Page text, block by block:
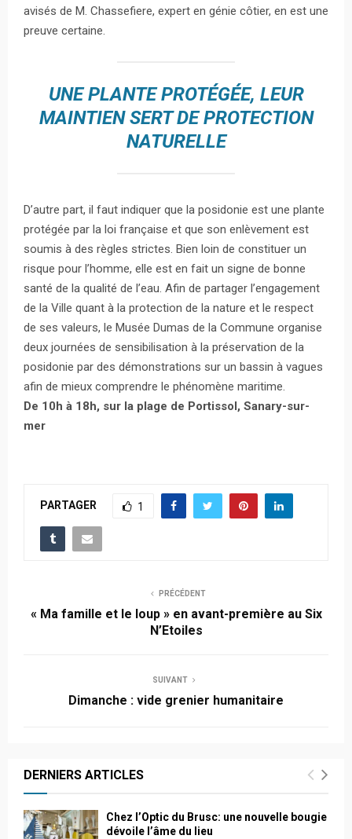
avisés de M. Chassefiere, expert en génie côtier, en est une
preuve certaine.
UNE PLANTE PROTÉGÉE, LEUR
MAINTIEN SERT DE PROTECTION
NATURELLE
D’autre part, il faut indiquer que la posidonie est une plante
protégée par la loi française et que son enlèvement est
soumis à des règles strictes. Bien loin de constituer un
risque pour l’homme, elle est en fait un signe de bonne
santé de la qualité de l’eau. Afin de partager l’engagement
de la Ville quant à la protection de la nature et le respect
de ses valeurs, le Musée Dumas de la Commune organise
deux journées de sensibilisation à la préservation de la
posidonie par des démonstrations sur un bassin à vagues
afin de mieux comprendre le phénomène maritime.
De 10h à 18h, sur la plage de Portissol, Sanary-sur-
mer
PARTAGER 1
PRÉCÉDENT
« Ma famille et le loup » en avant-première au Six
N’Etoiles
SUIVANT
Dimanche : vide grenier humanitaire
DERNIERS ARTICLES
Chez l’Optic du Brusc: une nouvelle bougie
dévoile l’âme du lieu